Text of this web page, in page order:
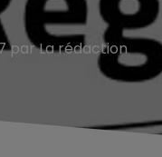
par La rédaction